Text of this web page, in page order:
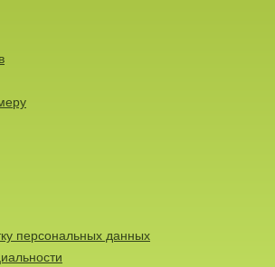
персональных данных